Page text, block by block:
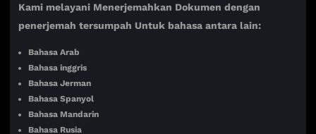
Kami melayani Menerjemahkan Dokumen dengan
penerjemah tersumpah Untuk bahasa antara lain:
Bahasa Arab
Bahasa inggris
Bahasa Jerman
Bahasa Spanyol
Bahasa Mandarin
Bahasa Rusia